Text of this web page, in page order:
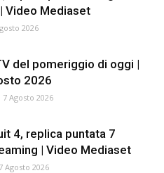
Video Mediaset
2026
del pomeriggio di oggi |
2026
7 Agosto 2026
4, replica puntata 7
| Video Mediaset
7 Agosto 2026